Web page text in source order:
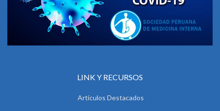
LINK Y RECURSOS
Artículos Destacados